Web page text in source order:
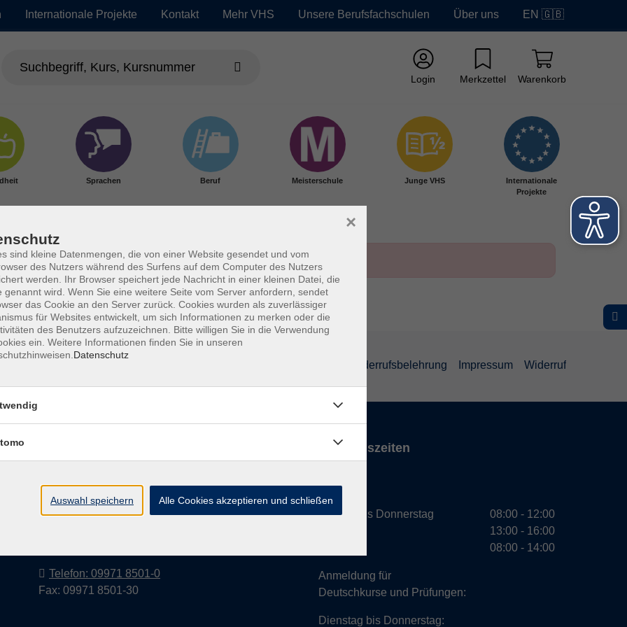
Internationale Projekte Kontakt Mehr VHS Unsere Berufsfachschulen Über uns EN 🇬🇧
Login Merkzettel Warenkorb
Sprachen Beruf Meisterschule Junge VHS
Internationale
Projekte
Widerrufsbelehrung Impressum Widerruf
e.V.
Pfarrer-Seidl-Str. 1
93413 Cham
Telefon: 09971 8501-0
Fax: 09971 8501-30
Öffnungszeiten
VHS
Montag bis Donnerstag
Anmeldung für
Deutschkurse und Prüfungen:
Dienstag bis Donnerstag:
08:00 - 12:00
13:00 - 16:00
08:00 - 14:00
sind kleine Datenmengen, die von einer Website gesendet und vom
des Nutzers während des Surfens auf dem Computer des Nutzers
werden. Ihr Browser speichert jede Nachricht in einer kleinen Datei, die
genannt wird. Wenn Sie eine weitere Seite vom Server anfordern, sendet
das Cookie an den Server zurück. Cookies wurden als zuverlässiger
für Websites entwickelt, um sich Informationen zu merken oder die
des Benutzers aufzuzeichnen. Bitte willigen Sie in die Verwendung
ein. Weitere Informationen finden Sie in unseren
Datenschutz
×
Auswahl speichern Alle Cookies akzeptieren und schließen